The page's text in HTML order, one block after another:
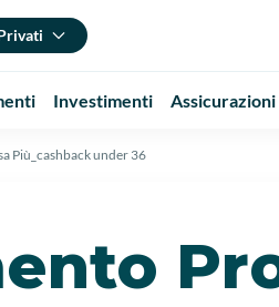
Investimenti Assicurazioni
Più_cashback under 36